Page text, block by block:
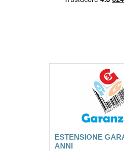
ESTENSIONE
ANNI